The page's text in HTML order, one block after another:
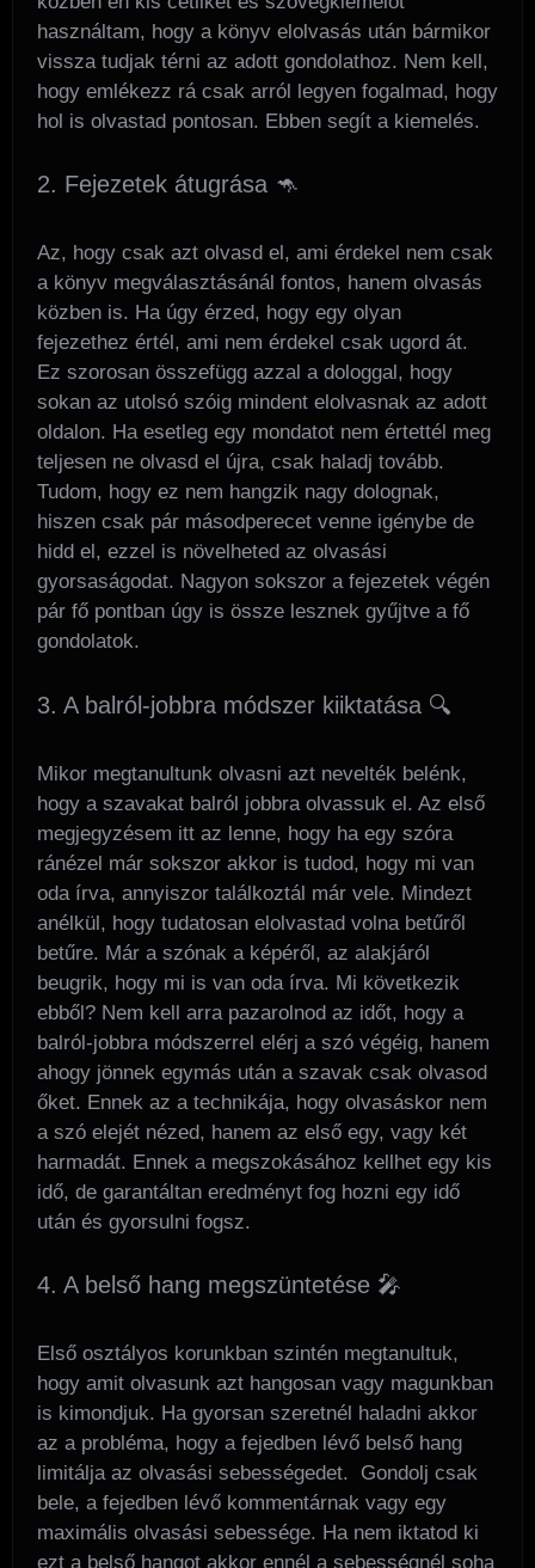
használtam, hogy a könyv elolvasás után bármikor
vissza tudjak térni az adott gondolathoz. Nem kell,
hogy emlékezz rá csak arról legyen fogalmad, hogy
hol is olvastad pontosan. Ebben segít a kiemelés.
2. Fejezetek átugrása 🦘
Az, hogy csak azt olvasd el, ami érdekel nem csak
a könyv megválasztásánál fontos, hanem olvasás
közben is. Ha úgy érzed, hogy egy olyan
fejezethez értél, ami nem érdekel csak ugord át.
Ez szorosan összefügg azzal a dologgal, hogy
sokan az utolsó szóig mindent elolvasnak az adott
oldalon. Ha esetleg egy mondatot nem értettél meg
teljesen ne olvasd el újra, csak haladj tovább.
Tudom, hogy ez nem hangzik nagy dolognak,
hiszen csak pár másodperecet venne igénybe de
hidd el, ezzel is növelheted az olvasási
gyorsaságodat. Nagyon sokszor a fejezetek végén
pár fő pontban úgy is össze lesznek gyűjtve a fő
gondolatok.
3. A balról-jobbra módszer kiiktatása 🔍
Mikor megtanultunk olvasni azt nevelték belénk,
hogy a szavakat balról jobbra olvassuk el. Az első
megjegyzésem itt az lenne, hogy ha egy szóra
ránézel már sokszor akkor is tudod, hogy mi van
oda írva, annyiszor találkoztál már vele. Mindezt
anélkül, hogy tudatosan elolvastad volna betűről
betűre. Már a szónak a képéről, az alakjáról
beugrik, hogy mi is van oda írva. Mi következik
ebből? Nem kell arra pazarolnod az időt, hogy a
balról-jobbra módszerrel elérj a szó végéig, hanem
ahogy jönnek egymás után a szavak csak olvasod
őket. Ennek az a technikája, hogy olvasáskor nem
a szó elejét nézed, hanem az első egy, vagy két
harmadát. Ennek a megszokásához kellhet egy kis
idő, de garantáltan eredményt fog hozni egy idő
után és gyorsulni fogsz.
4. A belső hang megszüntetése 🎤
Első osztályos korunkban szintén megtanultuk,
hogy amit olvasunk azt hangosan vagy magunkban
is kimondjuk. Ha gyorsan szeretnél haladni akkor
az a probléma, hogy a fejedben lévő belső hang
limitálja az olvasási sebességedet. Gondolj csak
bele, a fejedben lévő kommentárnak vagy egy
maximális olvasási sebessége. Ha nem iktatod ki
ezt a belső hangot akkor ennél a sebességnél soha